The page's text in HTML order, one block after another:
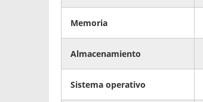
Memoria
Almacenamiento
Sistema operativo